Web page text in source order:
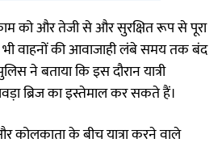
को और तेजी से और सुरक्षित रूप से पूरा
वाहनों की आवाजाही लंबे समय तक बंद
ने बताया कि इस दौरान यात्री
ब्रिज का इस्तेमाल कर सकते हैं।
कोलकाता के बीच यात्रा करने वाले